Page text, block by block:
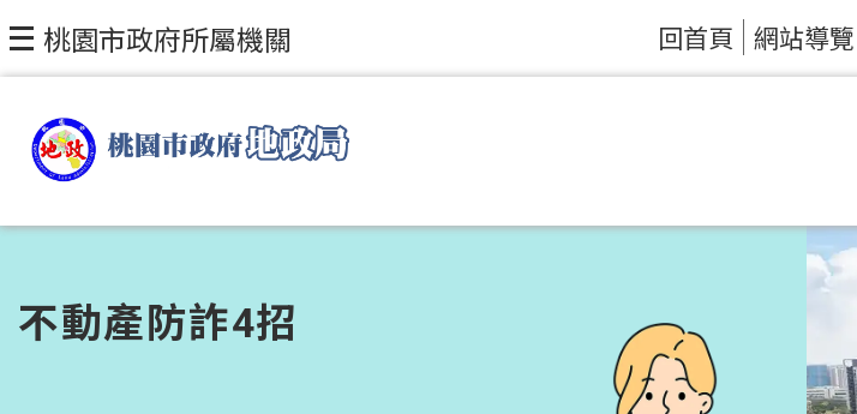
跳到主要內容區塊
桃園市政府所屬機關 回首頁 網站導覽
不動產防詐4招